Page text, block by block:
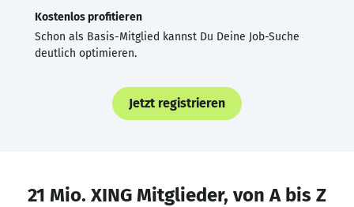
Kostenlos profitieren
Schon als Basis-Mitglied kannst Du Deine Job-Suche
deutlich optimieren.
Jetzt registrieren
21 Mio. XING Mitglieder, von A bis Z